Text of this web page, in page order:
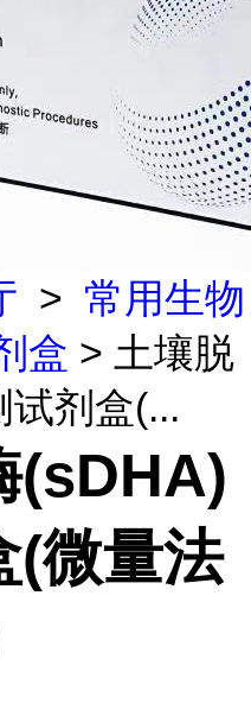
> 常用生物
盒 > 土壤脱
剂盒(...
(sDHA)
(微量法